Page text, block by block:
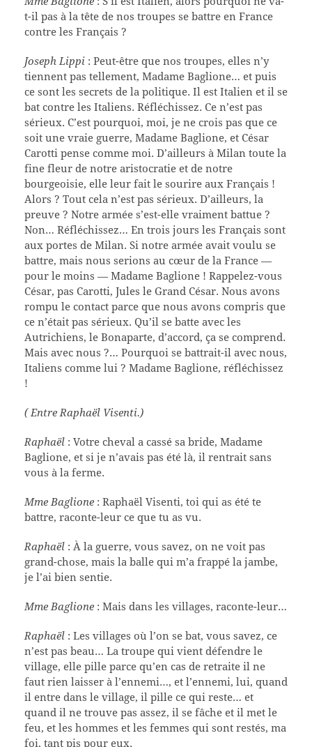
t-il pas à la tête de nos troupes se battre en France
contre les Français ?
Joseph Lippi : Peut-être que nos troupes, elles n’y
tiennent pas tellement, Madame Baglione… et puis
ce sont les secrets de la politique. Il est Italien et il se
bat contre les Italiens. Réfléchissez. Ce n’est pas
sérieux. C’est pourquoi, moi, je ne crois pas que ce
soit une vraie guerre, Madame Baglione, et César
Carotti pense comme moi. D’ailleurs à Milan toute la
fine fleur de notre aristocratie et de notre
bourgeoisie, elle leur fait le sourire aux Français !
Alors ? Tout cela n’est pas sérieux. D’ailleurs, la
preuve ? Notre armée s’est-elle vraiment battue ?
Non… Réfléchissez… En trois jours les Français sont
aux portes de Milan. Si notre armée avait voulu se
battre, mais nous serions au cœur de la France —
pour le moins — Madame Baglione ! Rappelez-vous
César, pas Carotti, Jules le Grand César. Nous avons
rompu le contact parce que nous avons compris que
ce n’était pas sérieux. Qu’il se batte avec les
Autrichiens, le Bonaparte, d’accord, ça se comprend.
Mais avec nous ?… Pourquoi se battrait-il avec nous,
Italiens comme lui ? Madame Baglione, réfléchissez
!
( Entre Raphaël Visenti.)
Raphaël : Votre cheval a cassé sa bride, Madame
Baglione, et si je n’avais pas été là, il rentrait sans
vous à la ferme.
Mme Baglione : Raphaël Visenti, toi qui as été te
battre, raconte-leur ce que tu as vu.
Raphaël : À la guerre, vous savez, on ne voit pas
grand-chose, mais la balle qui m’a frappé la jambe,
je l’ai bien sentie.
Mme Baglione : Mais dans les villages, raconte-leur…
Raphaël : Les villages où l’on se bat, vous savez, ce
n’est pas beau… La troupe qui vient défendre le
village, elle pille parce qu’en cas de retraite il ne
faut rien laisser à l’ennemi…, et l’ennemi, lui, quand
il entre dans le village, il pille ce qui reste… et
quand il ne trouve pas assez, il se fâche et il met le
feu, et les hommes et les femmes qui sont restés, ma
foi, tant pis pour eux.